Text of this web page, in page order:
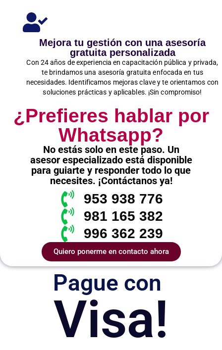
Mejora tu gestión con una asesoría
gratuita personalizada
Con 24 años de experiencia en capacitación pública y privada,
te brindamos una asesoría gratuita enfocada en tus
necesidades. Identificamos mejoras clave y te orientamos con
soluciones prácticas y aplicables. ¡Sin compromiso!
¿Prefieres hablar por
Whatsapp?
No estás solo en este paso. Un
asesor especializado está disponible
para guiarte y responder todo lo que
necesites. ¡Contáctanos ya!
953 938 776
981 165 382
996 362 239
Quiero ponerme en contacto ahora
Pague con
Visa!